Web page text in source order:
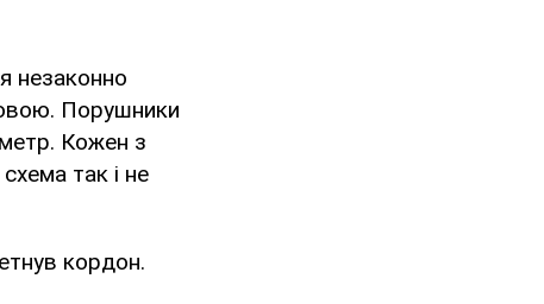
незаконно
Порушники
Кожен з
так і не
кордон.